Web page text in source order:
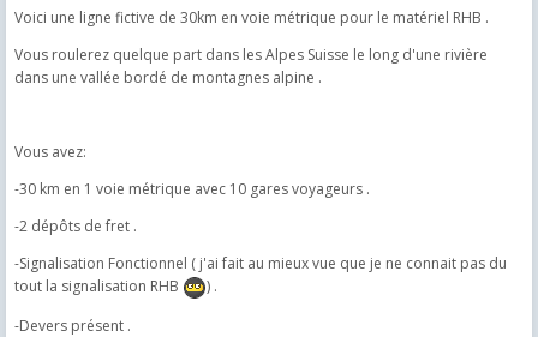
Voici une ligne fictive de 30km en voie métrique pour le matériel RHB .
Vous roulerez quelque part dans les Alpes Suisse le long d'une rivière
dans une vallée bordé de montagnes alpine .
Vous avez:
-30 km en 1 voie métrique avec 10 gares voyageurs .
-2 dépôts de fret .
-Signalisation Fonctionnel ( j'ai fait au mieux vue que je ne connait pas du
tout la signalisation RHB
) .
-Devers présent .